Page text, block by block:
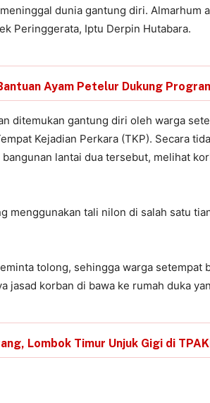
dunia gantung diri. Almarhum
Peringgerata, Iptu Derpin Hutabara.
Ayam Petelur Dukung
ditemukan gantung diri oleh warga
Kejadian Perkara (TKP). Secara
lantai dua tersebut, melihat
menggunakan tali nilon di salah satu
tolong, sehingga warga setempat
jasad korban di bawa ke rumah duka
Lombok Timur Unjuk Gigi di